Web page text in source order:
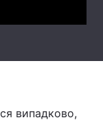
випадково,